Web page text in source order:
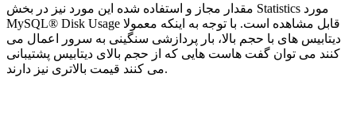
مقدار مجاز و استفاده شده این مورد نیز در بخش Statistics مورد
MySQL® Disk Usage قابل مشاهده است. با توجه به اینکه معمولا
دیتابیس های با حجم بالا، بار پردازشی سنگینی به سرور اعمال می
کنند می توان گفت هاست هایی که از حجم بالای دیتابیس پشتیبانی
می کنند قیمت بالاتری نیز دارند.